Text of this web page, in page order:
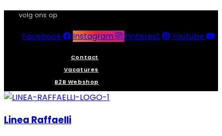
volg ons op
Facebook Instagram Pinterest Youtube
Contact
Vacatures
B2B Webshop
Linea Raffaelli